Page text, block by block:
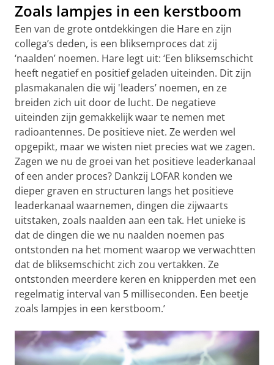
Zoals lampjes in een kerstboom
Een van de grote ontdekkingen die Hare en zijn
collega’s deden, is een bliksemproces dat zij
‘naalden’ noemen. Hare legt uit: ‘Een bliksemschicht
heeft negatief en positief geladen uiteinden. Dit zijn
plasmakanalen die wij 'leaders’ noemen, en ze
breiden zich uit door de lucht. De negatieve
uiteinden zijn gemakkelijk waar te nemen met
radioantennes. De positieve niet. Ze werden wel
opgepikt, maar we wisten niet precies wat we zagen.
Zagen we nu de groei van het positieve leaderkanaal
of een ander proces? Dankzij LOFAR konden we
dieper graven en structuren langs het positieve
leaderkanaal waarnemen, dingen die zijwaarts
uitstaken, zoals naalden aan een tak. Het unieke is
dat de dingen die we nu naalden noemen pas
ontstonden na het moment waarop we verwachtten
dat de bliksemschicht zich zou vertakken. Ze
ontstonden meerdere keren en knipperden met een
regelmatig interval van 5 milliseconden. Een beetje
zoals lampjes in een kerstboom.’